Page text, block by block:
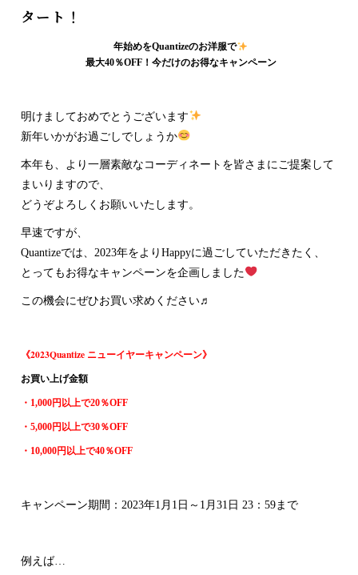
タート！
年始めをQuantizeのお洋服で
最大40％OFF！今だけのお得なキャンペーン
明けましておめでとうございます
新年いかがお過ごしでしょうか
本年も、より一層素敵なコーディネートを皆さまにご提案して
まいりますので、
どうぞよろしくお願いいたします。
早速ですが、
Quantizeでは、2023年をよりHappyに過ごしていただきたく、
とってもお得なキャンペーンを企画しました
この機会にぜひお買い求めください♬
《2023Quantize ニューイヤーキャンペーン》
お買い上げ金額
・1,000円以上で20％OFF
・5,000円以上で30％OFF
・10,000円以上で40％OFF
キャンペーン期間：2023年1月1日～1月31日 23：59まで
例えば…